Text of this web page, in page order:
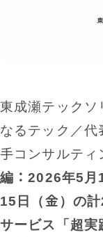
東成瀬テックソ
なるテック／
手コンサルティ
編：2026年5月
15日（金）の計
ービス「超実